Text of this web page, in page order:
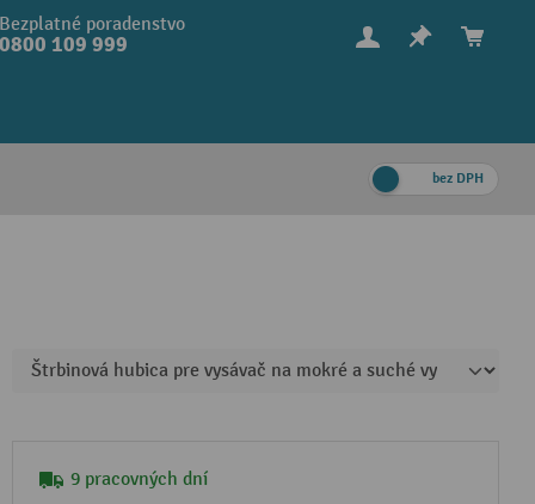
poradenstvo
109 999
bez DPH
9 pracovných dní